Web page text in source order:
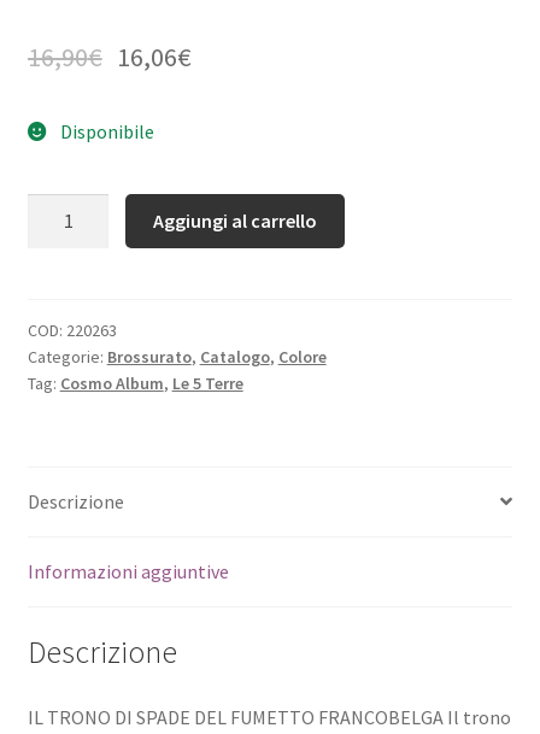
16,90€ 16,06€
Disponibile
Aggiungi al carrello
COD: 220263
Categorie: Brossurato, Catalogo, Colore
Tag: Cosmo Album, Le 5 Terre
Descrizione
Informazioni aggiuntive
Descrizione
IL TRONO DI SPADE DEL FUMETTO FRANCOBELGA Il trono